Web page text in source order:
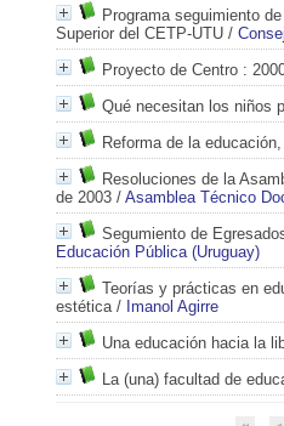
Programa seguimiento
Superior del CETP-UTU /
Proyecto de Centro :
Qué necesitan los niños
Reforma de la
Resoluciones de la
de 2003 / Asamblea Técnico
Segumiento de
Educación Pública (Uruguay)
Teorías y prácticas en
estética/ Imanol Agirre
Una educación hacia la
La (una) facultad de